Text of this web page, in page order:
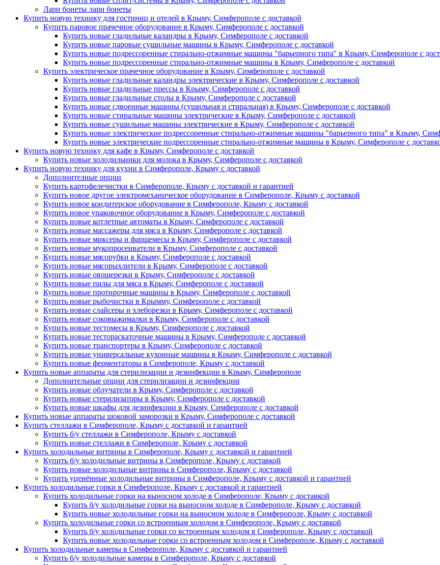
Лари бонеты лари бонеты
Купить новую технику для гостиниц и отелей в Крыму, Симферополе с доставкой
Купить паровое прачечное оборудование в Крыму, Симферополе с доставкой
Купить новые гладильные каландры в Крыму, Симферополе с доставкой
Купить новые паровые сушильные машины в Крыму, Симферополе с доставкой
Купить новые подрессоренные стирально-отжимные машины "барьерного типа" в Крыму, Симферополе с
Купить новые подрессоренные стирально-отжимные машины в Крыму, Симферополе с доставкой
Купить электрическое прачечное оборудование в Крыму, Симферополе с доставкой
Купить новые гладильные каландры электрические в Крыму, Симферополе с доставкой
Купить новые гладильные прессы в Крыму, Симферополе с доставкой
Купить новые гладильные столы в Крыму, Симферополе с доставкой
Купить новые сдвоенные машины (сушильная и стиральная) в Крыму, Симферополе с доставкой
Купить новые стиральные машины электрические в Крыму, Симферополе с доставкой
Купить новые сушильные машины электрические в Крыму, Симферополе с доставкой
Купить новые электрические подрессоренные стирально-отжимные машины "барьерного типа" в Крыму,
Купить новые электрические подрессоренные стирально-отжимные машины в Крыму, Симферополе с
Купить новую технику для кафе в Крыму, Симферополе с доставкой
Купить новые холодильники для молока в Крыму, Симферополе с доставкой
Купить новую технику для кухни в Симферополе, Крыму с доставкой
Дополнителные опции
Купить картофелечистки в Симферополе, Крыму с доставкой и гарантией
Купить новое другое электромеханическое оборудование в Симферополе, Крыму с доставкой
Купить новое кондитерское оборудование в Симферополе, Крыму с доставкой
Купить новое упаковочное оборудование в Крыму, Симферополе с доставкой
Купить новые котлетные автоматы в Крыму, Симферополе с доставкой
Купить новые массажеры для мяса в Крыму, Симферополе с доставкой
Купить новые миксеры и фаршемесы в Крыму, Симферополе с доставкой
Купить новые мукопросеиватели в Крыму, Симферополе с доставкой
Купить новые мясорубки в Крыму, Симферополе с доставкой
Купить новые мясорыхлители в Крыму, Симферополе с доставкой
Купить новые овощерезки в Крыму, Симферополе с доставкой
Купить новые пилы для мяса в Крыму, Симферополе с доставкой
Купить новые протирочные машины в Крыму, Симферополе с доставкой
Купить новые рыбочистки в Крымму, Симферополе с доставкой
Купить новые слайсеры и хлеборезки в Крыму, Симферополе с доставкой
Купить новые соковыжималки в Крыму, Симферополе с доставкой
Купить новые тестомесы в Крыму, Симферополе с доставкой
Купить новые тестораскаточные машины в Крыму, Симферополе с доставкой
Купить новые транспортеры в Крыму, Симферополе с доставкой
Купить новые универсальные кухонные машины в Крыму, Симферополе с доставкой
Купить новые ферментаторы в Симферополе, Крыму с доставкой
Купить новые аппараты для стерилизации и дезинфекции в Крыму, Симферополе
Дополнительные опции для стерилизации и дезинфекции
Купить новые облучатели в Крыму, Симферополе с доставкой
Купить новые стерилизаторы в Крыму, Симферополе с доставкой
Купить новые шкафы для дезинфекции в Крыму, Симферополе с доставкой
Купить новые аппараты шоковой заморозки в Крыму, Симферополе с доставкой
Купить стеллажи в Симферополе, Крыму с доставкой и гарантией
Купить б/у стеллажи в Симферополе, Крыму с доставкой
Купить новые стеллажи в Симферополе, Крыму с доставкой
Купить холодильные витрины в Симферополе, Крыму с доставкой и гарантией
Купить б/у холодильные витрины в Симферополе, Крыму с доставкой
Купить новые холодильные витрины в Симферополе, Крыму с доставкой
Купить уценённые холодильные витрины в Симферополе, Крыму с доставкой и гарантией
Купить холодильные горки в Симферополе, Крыму с доставкой и гарантией
Купить холодильные горки на выносном холоде в Симферополе, Крыму с доставкой
Купить б/у холодильные горки на выносном холоде в Симферополе, Крыму с доставкой
Купить новые холодильные горки на выносном холоде в Симферополе, Крыму с доставкой
Купить холодильные горки со встроенным холодом в Симферополе, Крыму с доставкой
Купить б/у холодильные горки со встроенным холодом в Симферополе, Крыму с доставкой
Купить новые холодильные горки со встроенным холодом в Симферополе, Крыму с доставкой
Купить холодильные камеры в Симферополе, Крыму с доставкой и гарантией
Купить б/у холодильные камеры в Симферополе, Крыму с доставкой